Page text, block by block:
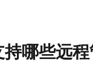
哪些远